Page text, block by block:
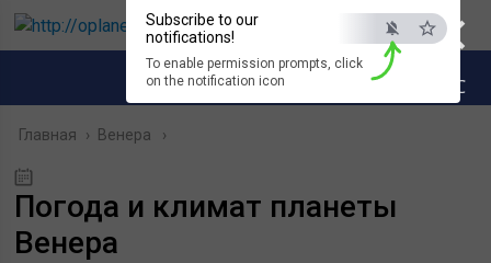
×
ESC
Subscribe to our
notifications!
To enable permission prompts, click
on the notification icon
Главная › Венера
Погода и климат планеты
Венера